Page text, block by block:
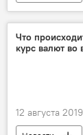
Наука и
Что
курс валют во
12 августа